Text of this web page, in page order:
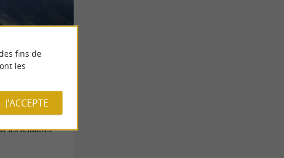
les Ichantes
fins de
les
J'ACCEPTE